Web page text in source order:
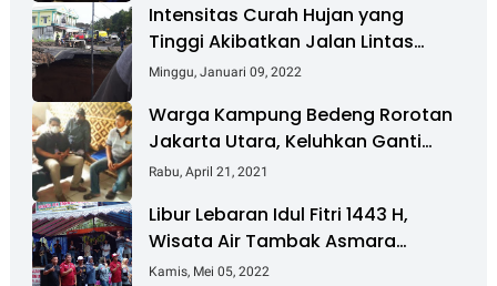
Intensitas Curah Hujan yang
Tinggi Akibatkan Jalan Lintas
Sumatera Nyaris Putus
Minggu, Januari 09, 2022
Warga Kampung Bedeng Rorotan
Jakarta Utara, Keluhkan Ganti
Rugi Pembebasan Lahan Tol
Rabu, April 21, 2021
Libur Lebaran Idul Fitri 1443 H,
Wisata Air Tambak Asmara
Kotabaru Dipadati Ribuan
Kamis, Mei 05, 2022